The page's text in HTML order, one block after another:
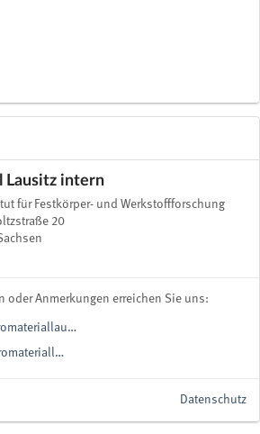
Lausitz intern
für Festkörper- und Werkstoffforschung
20
oder Anmerkungen erreichen Sie uns:
Datenschutz